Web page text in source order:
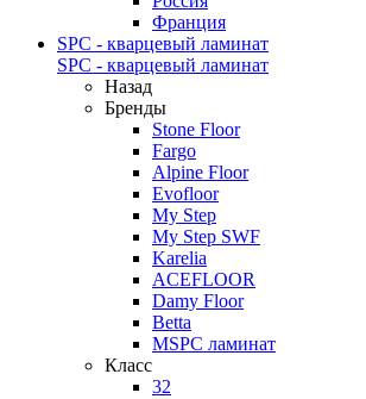
Франция
SPC - кварцевый ламинат
SPC - кварцевый ламинат
Назад
Бренды
Stone Floor
Fargo
Alpine Floor
Evofloor
My Step
My Step SWF
Karelia
ACEFLOOR
Damy Floor
Betta
MSPC ламинат
Класс
32